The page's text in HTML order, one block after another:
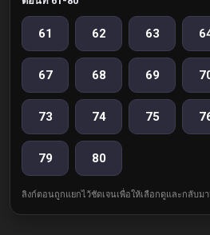
61 62 63
67 68 69
73 74 75
79 80
ลิงก์ตอนถูกแยกไว้ชัดเจนเพื่อให้เลือกดูและกลับม